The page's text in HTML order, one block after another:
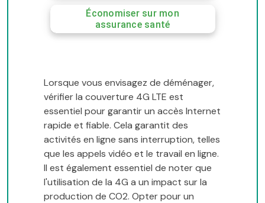
Économiser sur mon
assurance santé
Lorsque vous envisagez de déménager,
vérifier la couverture 4G LTE est
essentiel pour garantir un accès Internet
rapide et fiable. Cela garantit des
activités en ligne sans interruption, telles
que les appels vidéo et le travail en ligne.
Il est également essentiel de noter que
l'utilisation de la 4G a un impact sur la
production de CO2. Opter pour un